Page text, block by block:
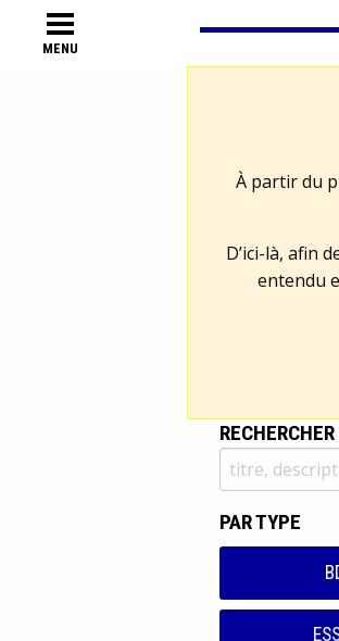
MENU
À partir du
D’ici-là, afin
entendu
RECHERCHER
PAR TYPE